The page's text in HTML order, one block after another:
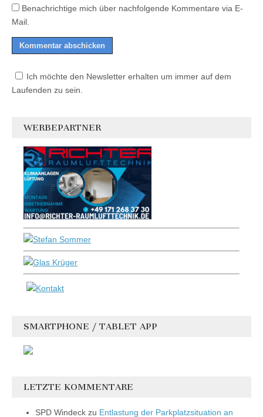
Benachrichtige mich über nachfolgende Kommentare via E-
Mail.
Ich möchte den Newsletter erhalten um immer auf dem
Laufenden zu sein.
WERBEPARTNER
SMARTPHONE / TABLET APP
LETZTE KOMMENTARE
SPD Windeck zu Entlastung der Parkplatzsituation an